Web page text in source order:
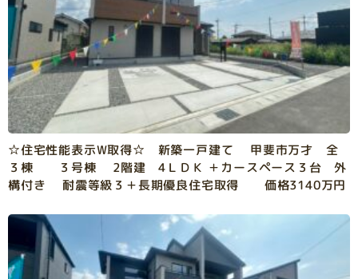
☆住宅性能表示W取得☆ 新築一戸建て 甲斐市万才 全
３棟 ３号棟 2階建 4ＬＤＫ ＋カースペース３台 外
構付き 耐震等級３＋長期優良住宅取得 価格3140万円